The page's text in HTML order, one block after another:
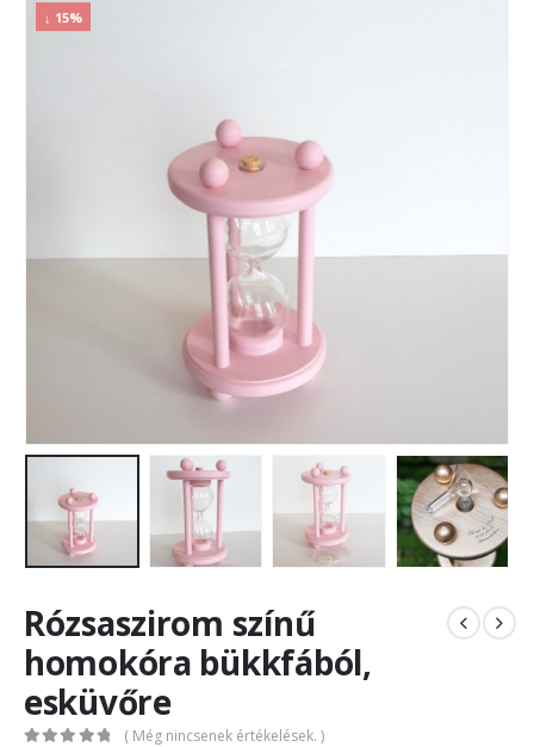
↓ 15%
Rózsaszirom színű
homokóra bükkfából,
esküvőre
( Még nincsenek értékelések. )